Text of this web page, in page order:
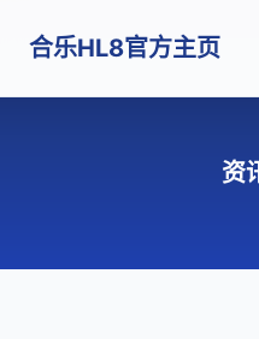
合乐HL8官方主页
资